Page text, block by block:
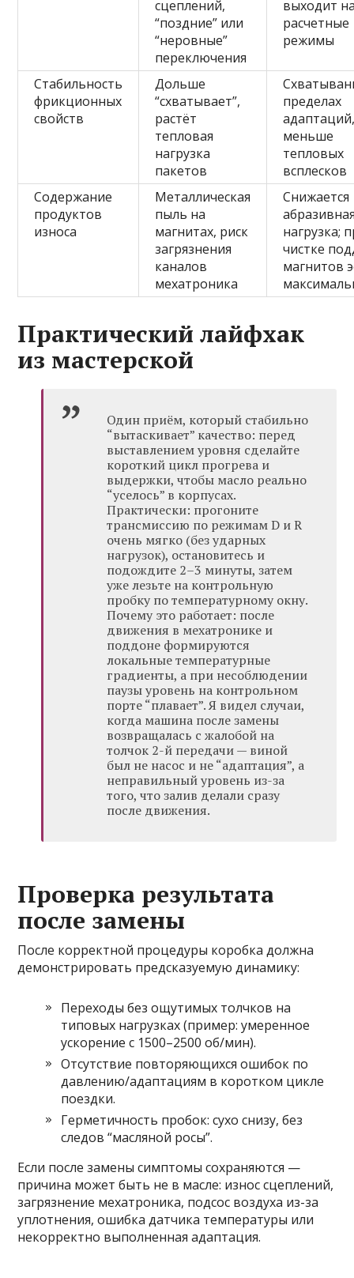
сцеплений,
“поздние” или
“неровные”
переключения
выходит
расчетные
режимы
Стабильность
фрикционных
свойств
Дольше
“схватывает”,
растёт
тепловая
нагрузка
пакетов
пределах
меньше
тепловых
всплесков
Содержание
продуктов
износа
Металлическая
пыль на
магнитах, риск
загрязнения
каналов
мехатроника
Снижается
нагрузка;
чистке
магнитов
Практический лайфхак
из мастерской
Один приём, который стабильно
“вытаскивает” качество: перед
выставлением уровня сделайте
короткий цикл прогрева и
выдержки, чтобы масло реально
“уселось” в корпусах.
Практически: прогоните
трансмиссию по режимам D и R
очень мягко (без ударных
нагрузок), остановитесь и
подождите 2–3 минуты, затем
уже лезьте на контрольную
пробку по температурному окну.
Почему это работает: после
движения в мехатронике и
поддоне формируются
локальные температурные
градиенты, а при несоблюдении
паузы уровень на контрольном
портe “плавает”. Я видел случаи,
когда машина после замены
возвращалась с жалобой на
толчок 2-й передачи — виной
был не насос и не “адаптация”, а
неправильный уровень из-за
того, что залив делали сразу
после движения.
Проверка результата
после замены
После корректной процедуры коробка должна
демонстрировать предсказуемую динамику:
Переходы без ощутимых толчков на
типовых нагрузках (пример: умеренное
ускорение с 1500–2500 об/мин).
Отсутствие повторяющихся ошибок по
давлению/адаптациям в коротком цикле
поездки.
Герметичность пробок: сухо снизу, без
следов “масляной росы”.
Если после замены симптомы сохраняются —
причина может быть не в масле: износ сцеплений,
загрязнение мехатроника, подсос воздуха из-за
уплотнения, ошибка датчика температуры или
некорректно выполненная адаптация.